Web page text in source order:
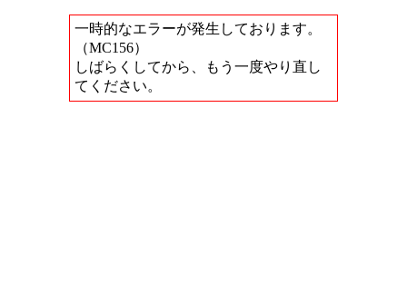
一時的なエラーが発生しております。
（MC156）
しばらくしてから、もう一度やり直し
てください。